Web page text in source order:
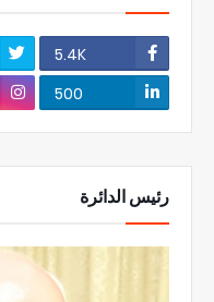
5.4K
500
رئيس الدائرة